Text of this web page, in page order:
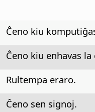
Ĉeno kiu
Ĉeno kiu enhavas
Rultempa eraro.
Ĉeno sen signoj.